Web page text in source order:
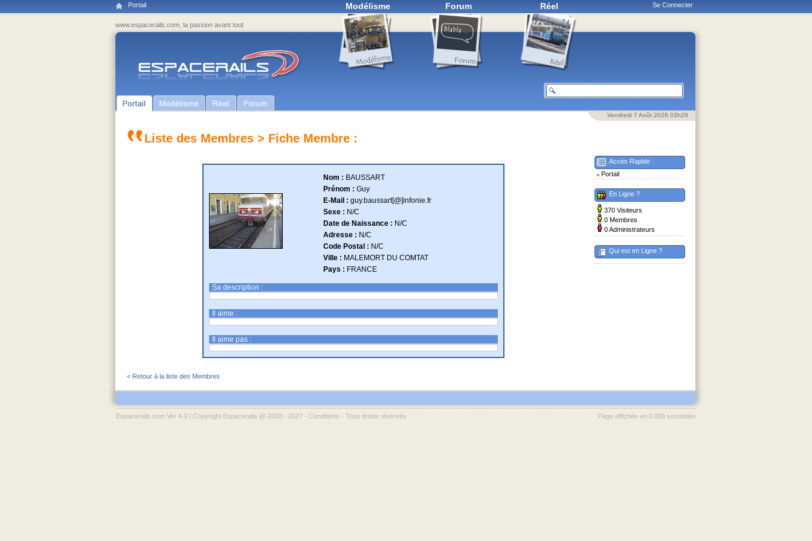
Portail Se Connecter
Modélisme Forum Réel
www.espacerails.com, la passion avant tout
Vendredi 7 Août 2026 03h28
Liste des Membres > Fiche Membre :
Nom : BAUSSART
Prénom : Guy
E-Mail : guy.baussart[@]infonie.fr
Sexe : N/C
Date de Naissance : N/C
Adresse : N/C
Code Postal : N/C
Ville : MALEMORT DU COMTAT
Pays : FRANCE
Sa description :
Il aime :
Il aime pas :
< Retour à la liste des Membres
Accès Rapide :
Portail
En Ligne ?
370 Visiteurs
0 Membres
0 Administrateurs
Qui est en Ligne ?
Espacerails.com Ver 4.0 | Copyright Espacerails @ 2003 - 2027 - Conditions - Tous droits réservés Page affichée en 0.006 secondes